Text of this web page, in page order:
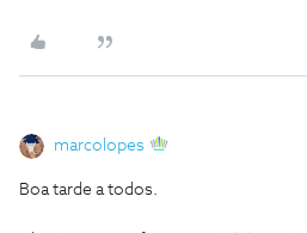
marcolopes
Boa tarde a todos.